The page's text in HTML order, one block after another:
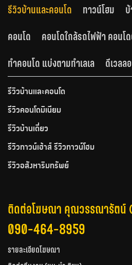
รีวิวบ้านและคอนโด ทาวน์โฮม
คอนโด
คอนโดใกล้รถไฟฟ้า คอนโ
ทำคอนโด แบ่งตามทำเลเล
ดีเวลล
รีวิวบ้านและคอนโด
รีวิวคอนโดมิเนียม
รีวิวบ้านเดี่ยว
รีวิวทาวน์เฮ้าส์ รีวิวทาวน์โฮม
รีวิวอสังหาริมทรัพย์
ติดต่อโฆษณา คุณวรรณารัตน์
090-464-8959
รายละเอียดโฆษณา